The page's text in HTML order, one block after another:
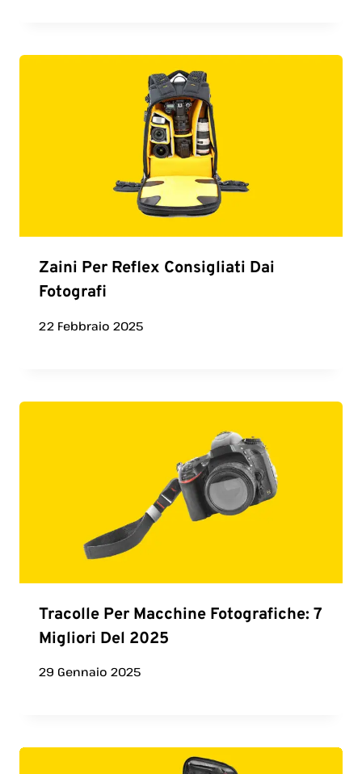
Zaini Per Reflex Consigliati Dai
Fotografi
22 Febbraio 2025
Tracolle Per Macchine Fotografiche: 7
Migliori Del 2025
29 Gennaio 2025